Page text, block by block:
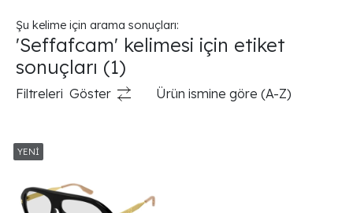
Şu kelime için arama sonuçları:
'Seffafcam' kelimesi için etiket
sonuçları (1)
Filtreleri Göster Ürün ismine göre (A-Z)